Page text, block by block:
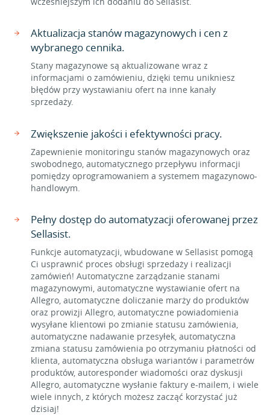
Aktualizacja stanów magazynowych i cen z
wybranego cennika.
Stany magazynowe są aktualizowane wraz z
informacjami o zamówieniu, dzięki temu unikniesz
błędów przy wystawianiu ofert na inne kanały
sprzedaży.
Zwiększenie jakości i efektywności pracy.
Zapewnienie monitoringu stanów magazynowych oraz
swobodnego, automatycznego przepływu informacji
pomiędzy oprogramowaniem a systemem magazynowo-
handlowym.
Pełny dostęp do automatyzacji oferowanej przez
Sellasist.
Funkcje automatyzacji, wbudowane w Sellasist pomogą
Ci usprawnić proces obsługi sprzedaży i realizacji
zamówień! Automatyczne zarządzanie stanami
magazynowymi, automatyczne wystawianie ofert na
Allegro, automatyczne doliczanie marży do produktów
oraz prowizji Allegro, automatyczne powiadomienia
wysyłane klientowi po zmianie statusu zamówienia,
automatyczne nadawanie przesyłek, automatyczna
zmiana statusu zamówienia po otrzymaniu płatności od
klienta, automatyczna obsługa wariantów i parametrów
produktów, autoresponder wiadomości oraz dyskusji
Allegro, automatyczne wysłanie faktury e-mailem, i wiele
wiele innych, z których możesz zacząć korzystać już
dzisiaj!